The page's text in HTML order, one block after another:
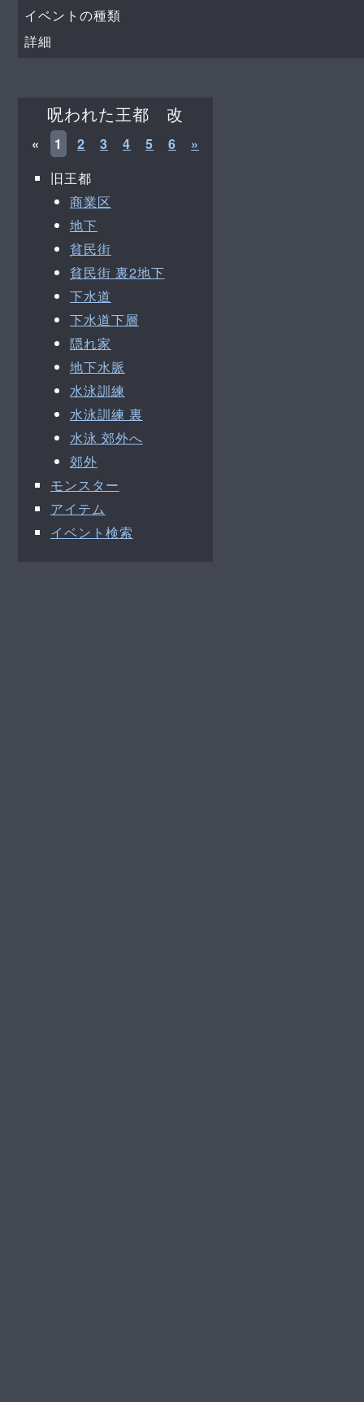
イベントの種類
詳細
呪われた王都 改
« 1 2 3 4 5 6
»
旧王都
商業区
地下
貧民街
貧民街 裏2地下
下水道
下水道下層
隠れ家
地下水脈
水泳訓練
水泳訓練 裏
水泳 郊外へ
郊外
モンスター
アイテム
イベント検索